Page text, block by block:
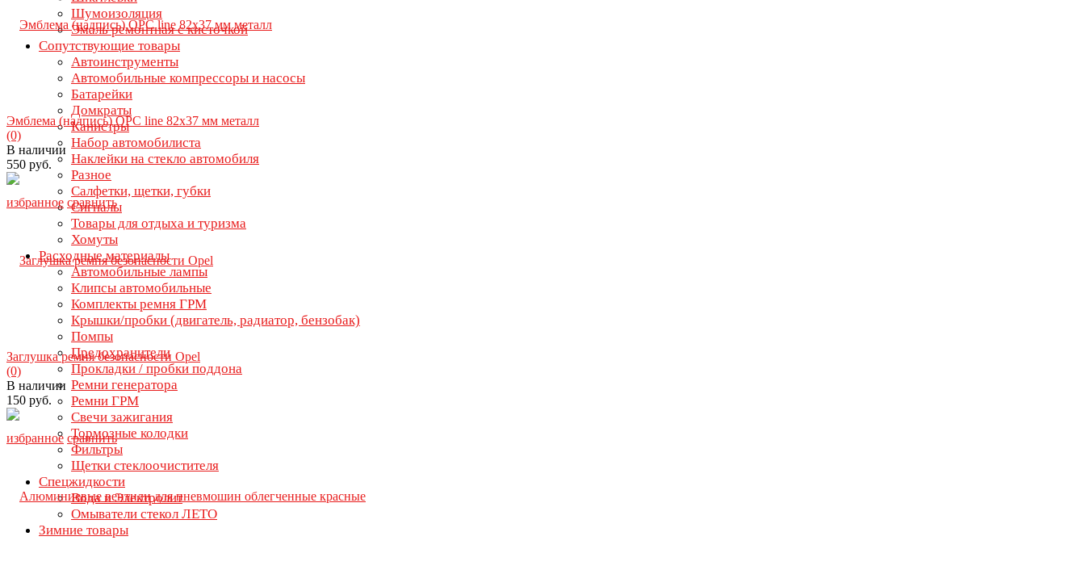
Шумоизоляция
Эмаль ремонтная с кисточкой
Сопутствующие товары
Автоинструменты
Автомобильные компрессоры и насосы
Батарейки
Домкраты
Канистры
Набор автомобилиста
Наклейки на стекло автомобиля
Разное
Салфетки, щетки, губки
Сигналы
Товары для отдыха и туризма
Хомуты
Расходные материалы
Автомобильные лампы
Клипсы автомобильные
Комплекты ремня ГРМ
Крышки/пробки (двигатель, радиатор, бензобак)
Помпы
Предохранители
Прокладки / пробки поддона
Ремни генератора
Ремни ГРМ
Свечи зажигания
Тормозные колодки
Фильтры
Щетки стеклоочистителя
Спецжидкости
Вода и Электролит
Омыватели стекол ЛЕТО
Зимние товары
избранное сравнить
Эмблема (надпись) OPC line 82х37 мм металл
(0)
В наличии
550 руб.
избранное сравнить
Заглушка ремня безопасности Opel
(0)
В наличии
150 руб.